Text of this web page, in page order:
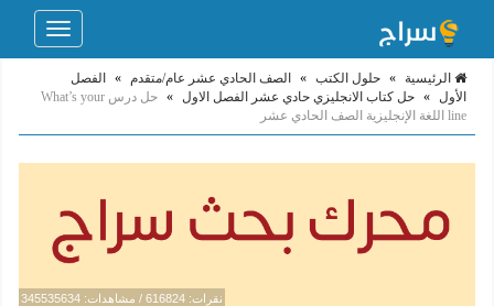
Toggle
الرئيسية » حلول الكتب » الصف الحادي عشر عام/متقدم »
الفصل
الأول » حل كتاب الانجليزي حادي عشر الفصل الاول »
حل درس What’s your
line اللغة الإنجليزية الصف الحادي عشر
نقرات: 616824 / مشاهدات: 345535634